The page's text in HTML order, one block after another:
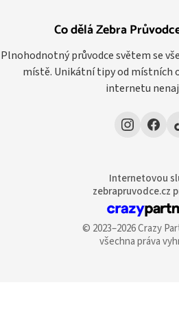
Co dělá Zebra
Plnohodnotný průvodce světem se
místě. Unikátní tipy od místních
internetu
Internetovou
zebrapruvodce.cz
© 2023–2026 Crazy
všechna práva